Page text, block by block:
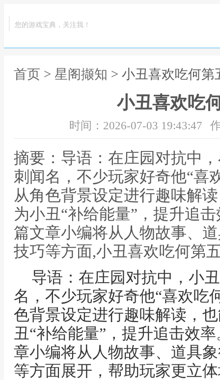
您的游戏宝典，关注我！
首页 > 星阁撷知 > 小丑喜欢吃何第
小丑喜欢吃
时间：2026-07-03 19:43:47
摘要：导语：在庄园对抗中
刺闻名，不少玩家好奇他“喜
从角色背景设定进行趣味解
为小丑“补给能量”，提升追
篇文章小编将从人物故事、
技巧等方面,小丑喜欢吃何第
导语：在庄园对抗中，小
名，不少玩家好奇他“喜欢吃
色背景设定进行趣味解读，
丑“补给能量”，提升追击效
章小编将从人物故事、道具
等方面展开，帮助玩家更立